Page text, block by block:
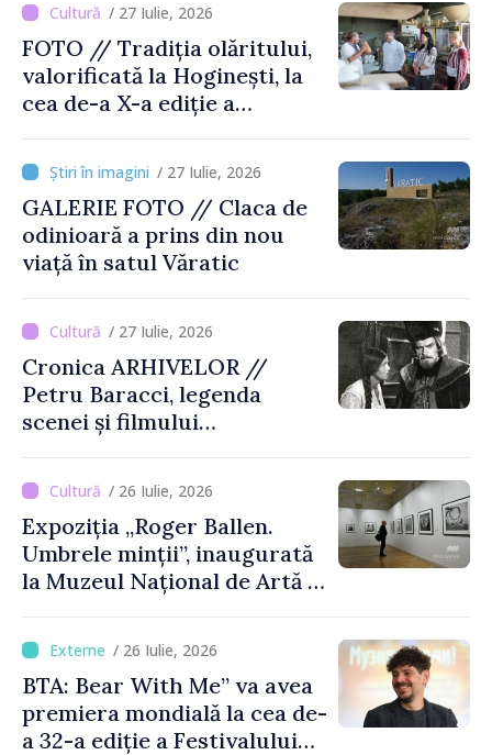
/ 27 Iulie, 2026
FOTO // Tradiția olăritului,
valorificată la Hoginești, la
cea de-a X-a ediție a
Vasile Gonciari”
/ 27 Iulie, 2026
GALERIE FOTO // Claca de
odinioară a prins din nou
viață în satul Văratic
/ 27 Iulie, 2026
Cronica ARHIVELOR //
Petru Baracci, legenda
scenei și filmului
/ 26 Iulie, 2026
Expoziția „Roger Ballen.
Umbrele minții”, inaugurată
la Muzeul Național de Artă al
/ 26 Iulie, 2026
BTA: Bear With Me” va avea
premiera mondială la cea de-
a 32-a ediție a Festivalului